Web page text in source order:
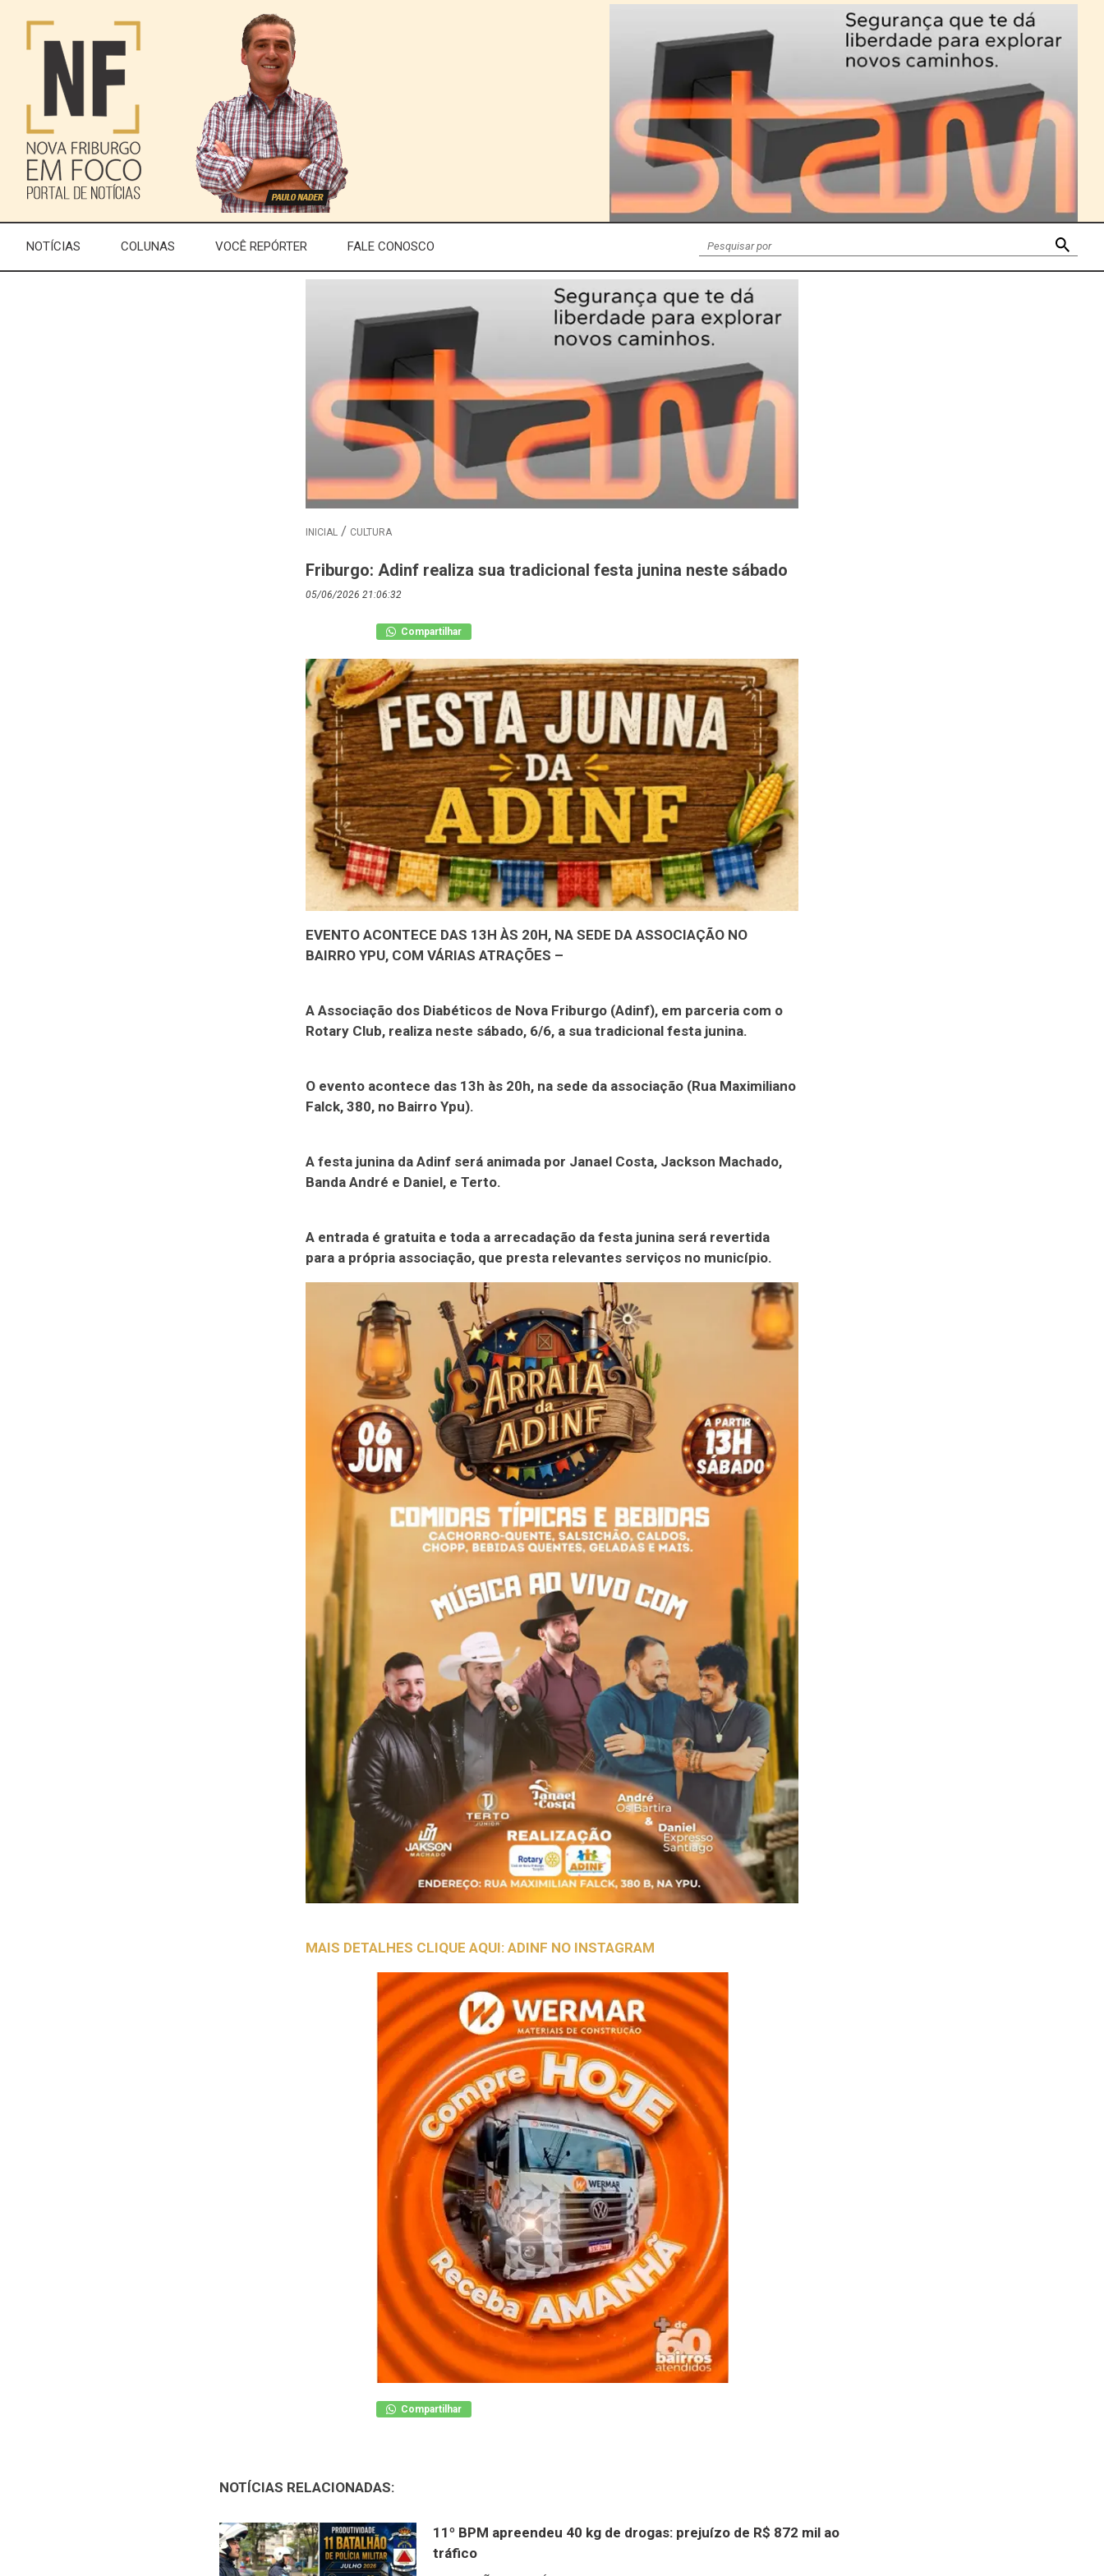
NOTÍCIAS COLUNAS VOCÊ REPÓRTER FALE CONOSCO
INICIAL CULTURA
Friburgo: Adinf realiza sua tradicional festa junina neste sábado
05/06/2026 21:06:32
Compartilhar
EVENTO ACONTECE DAS 13H ÀS 20H, NA SEDE DA ASSOCIAÇÃO NO
BAIRRO YPU, COM VÁRIAS ATRAÇÕES –
A Associação dos Diabéticos de Nova Friburgo (Adinf), em parceria com o
Rotary Club, realiza neste sábado, 6/6, a sua tradicional festa junina.
O evento acontece das 13h às 20h, na sede da associação (Rua Maximiliano
Falck, 380, no Bairro Ypu).
A festa junina da Adinf será animada por Janael Costa, Jackson Machado,
Banda André e Daniel, e Terto.
A entrada é gratuita e toda a arrecadação da festa junina será revertida
para a própria associação, que presta relevantes serviços no município.
MAIS DETALHES CLIQUE AQUI: ADINF NO INSTAGRAM
Compartilhar
NOTÍCIAS RELACIONADAS:
11º BPM apreendeu 40 kg de drogas: prejuízo de R$ 872 mil ao
tráfico